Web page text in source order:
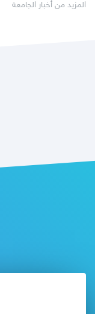
المزيد من أخبار الجامعة